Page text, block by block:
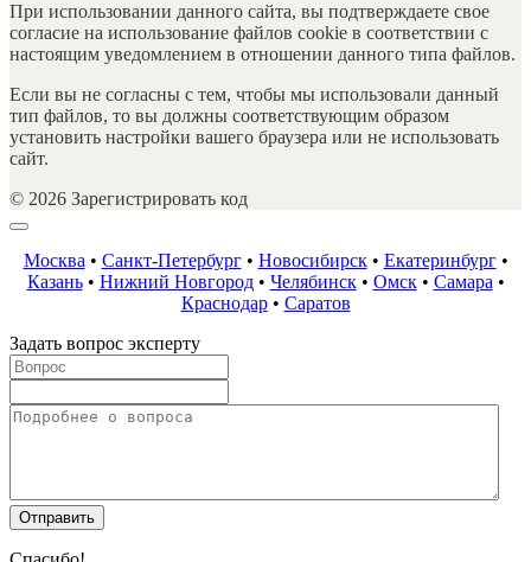
При использовании данного сайта, вы подтверждаете свое
согласие на использование файлов cookie в соответствии с
настоящим уведомлением в отношении данного типа файлов.
Если вы не согласны с тем, чтобы мы использовали данный
тип файлов, то вы должны соответствующим образом
установить настройки вашего браузера или не использовать
сайт.
© 2026 Зарегистрировать код
Москва • Санкт-Петербург• Новосибирск• Екатеринбург•
Казань• Нижний Новгород• Челябинск• Омск• Самара •
Краснодар• Саратов
Задать вопрос эксперту